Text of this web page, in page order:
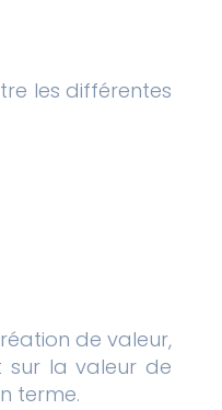
les différentes
de valeur,
sur la valeur de
terme.